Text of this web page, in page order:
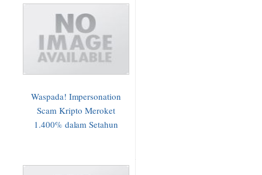
Waspada! Impersonation
Scam Kripto Meroket
1.400% dalam Setahun